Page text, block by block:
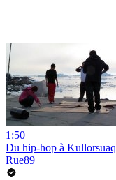
1:50
Du hip-hop à Kullorsuaq
Rue89